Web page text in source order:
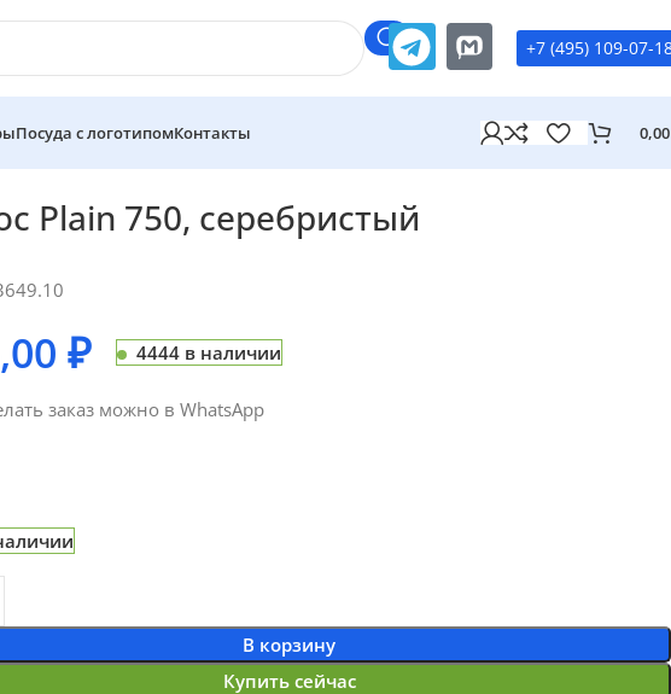
+7 (495) 109-07-
Посуда с логотипомКонтакты
Plain 750, серебристый
₽ 4444 в наличии
заказ можно в WhatsApp
В корзину
Купить сейчас